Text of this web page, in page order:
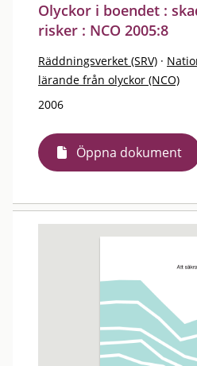
Olyckor i boendet :
risker : NCO 2005:8
Räddningsverket (SRV) ·
lärande från olyckor (NCO)
2006
Öppna dokument